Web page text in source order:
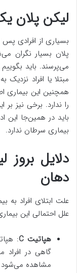
لیکن پلان
بسیاری از افرادی
پلان بسیار نگران
می‌پرسند. باید
مبتلا یا افراد نزدیک
همچنین این بیماری
را ندارد. برخی نیز
باید در همین‌جا این
بیماری سرطان ندارد.
دلایل
دهان
علت ابتلای افراد
علل احتمالی این
هپاتیت C
مشاهده می‌شود